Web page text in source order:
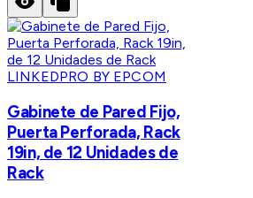
LINKEDPRO BY EPCOM
Gabinete de Pared Fijo,
Puerta Perforada, Rack
19in, de 12 Unidades de
Rack